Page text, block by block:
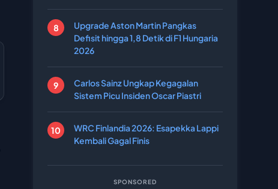
Upgrade Aston Martin Pangkas
Defisit hingga 1,8 Detik di F1 Hungaria
2026
Carlos Sainz Ungkap Kegagalan
Sistem Picu Insiden Oscar Piastri
WRC Finlandia 2026: Esapekka Lappi
Kembali Gagal Finis
SPONSORED